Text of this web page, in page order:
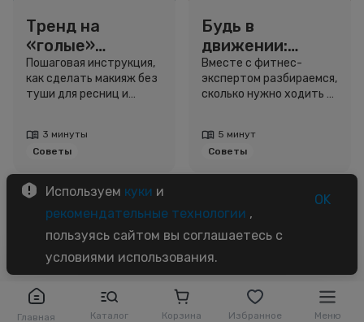
Главная Каталог Корзина Избранное Меню
Тренд на
«голые»
ресницы: как
выглядеть
свежо, не
Пошаговая инструкция,
как сделать макияж без
туши для ресниц и
3 минуты
Советы
Будь в
движении:
сколько нужно
шагов для
красоты и
Вместе с фитнес-
экспертом разбираемся,
сколько нужно ходить и
5 минут
Советы
Используем куки и
рекомендательные технологии ,
пользуясь сайтом вы соглашаетесь с
условиями использования.
OK